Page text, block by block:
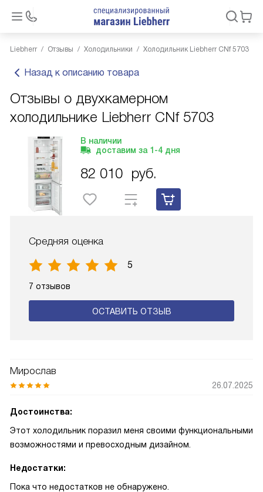
Liebherr Отзывы Холодильники Холодильник Liebherr CNf 5703
Назад к описанию товара
Отзывы о двухкамерном
холодильнике Liebherr CNf 5703
В наличии
доставим за 1-4 дня
82 010 руб.
Средняя оценка
5
7 отзывов
ОСТАВИТЬ ОТЗЫВ
Мирослав
26.07.2025
Достоинства:
Этот холодильник поразил меня своими функциональными
возможностями и превосходным дизайном.
Недостатки:
Пока что недостатков не обнаружено.